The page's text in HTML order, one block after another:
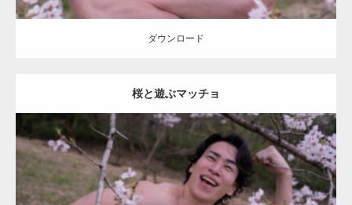
ダウンロード
桜と遊ぶマッチョ
Update: 2021.07.8